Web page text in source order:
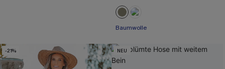
Baumwolle
-21% NEU